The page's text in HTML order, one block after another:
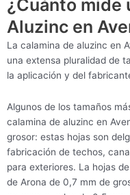
¿Cuánto mide
Aluzinc en
La calamina de aluzinc en
una extensa pluralidad de
la aplicación y del
Algunos de los tamaños
calamina de aluzinc en
grosor: estas hojas son
fabricación de techos,
para exteriores. La hojas
de Arona de 0,7 mm de